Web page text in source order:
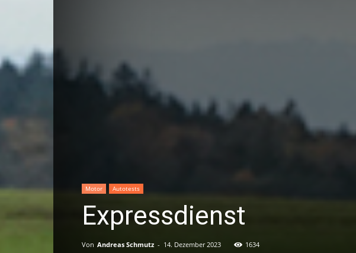
Motor Autotests
Expressdienst
Von Andreas Schmutz - 14. Dezember 2023 1634